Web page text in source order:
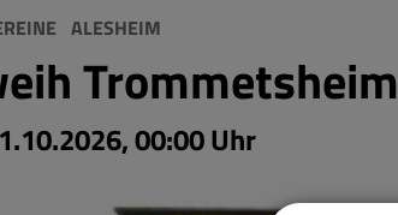
ALESHEIM
Trommetsheim
00:00 Uhr